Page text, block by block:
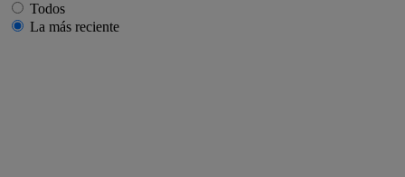
Todos
La más reciente